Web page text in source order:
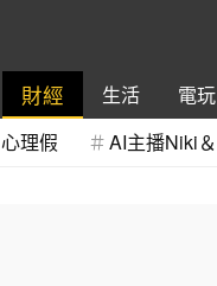
財經 生活 電玩
心理假 AI主播Niki